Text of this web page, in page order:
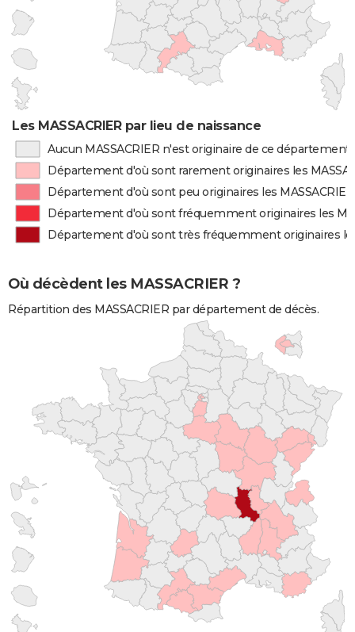
Les MASSACRIER par lieu de naissance
Aucun MASSACRIER n'est originaire de ce département
Département d'où sont rarement originaires les
Département d'où sont peu originaires les MASSACRIER
Département d'où sont fréquemment originaires les
Département d'où sont très fréquemment originaires
Où décèdent les MASSACRIER ?
Répartition des MASSACRIER par département de décès.